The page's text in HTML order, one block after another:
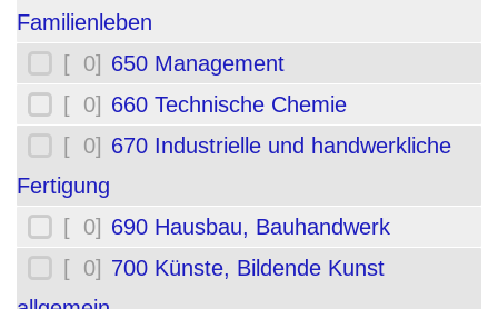
Familienleben
[ 0] 650 Management
[ 0] 660 Technische Chemie
[ 0] 670 Industrielle und handwerkliche
Fertigung
[ 0] 690 Hausbau, Bauhandwerk
[ 0] 700 Künste, Bildende Kunst